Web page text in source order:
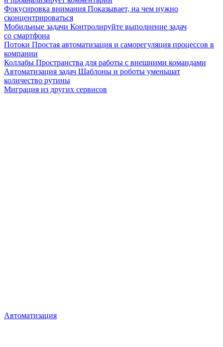
Фокусировка внимания Показывает, на чем нужно
сконцентрироваться
Мобильные задачи Контролируйте выполнение задач
со смартфона
Потоки Простая автоматизация и саморегуляция процессов в
компании
Коллабы Пространства для работы с внешними командами
Автоматизация задач Шаблоны и роботы уменьшат
количество рутины
Миграция из других сервисов
Автоматизация